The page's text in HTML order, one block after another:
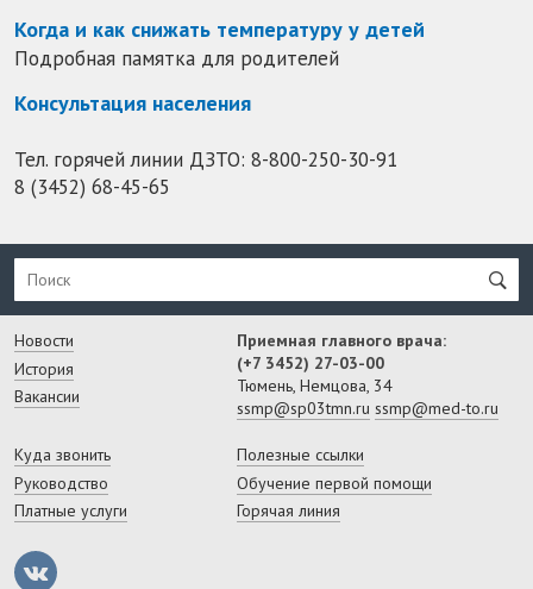
Когда и как снижать температуру у детей
Подробная памятка для родителей
Консультация населения
Тел. горячей линии ДЗТО: 8-800-250-30-91
8 (3452) 68-45-65
Новости
История
Вакансии
Приемная главного врача:
(+7 3452) 27-03-00
Тюмень, Немцова, 34
ssmp@sp03tmn.ru ssmp@med-to.ru
Куда звонить
Руководство
Платные услуги
Полезные ссылки
Обучение первой помощи
Горячая линия